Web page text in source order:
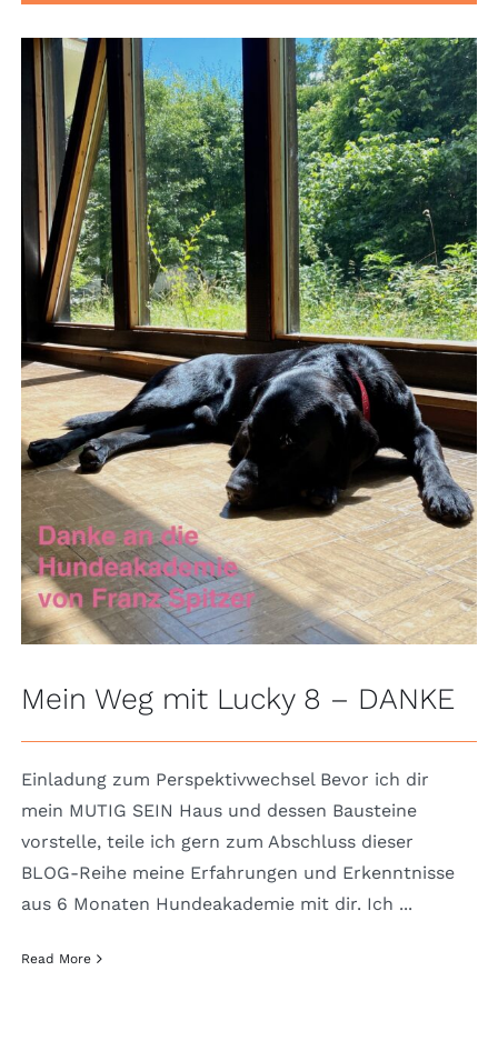
Mein Weg mit Lucky 8 – DANKE
Einladung zum Perspektivwechsel Bevor ich dir
mein MUTIG SEIN Haus und dessen Bausteine
vorstelle, teile ich gern zum Abschluss dieser
BLOG-Reihe meine Erfahrungen und Erkenntnisse
aus 6 Monaten Hundeakademie mit dir. Ich ...
Read More